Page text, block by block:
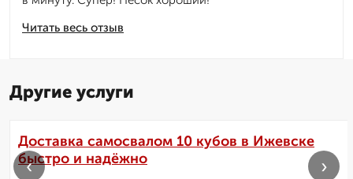
Читать весь отзыв
Другие услуги
Доставка самосвалом 10 кубов в Ижевске
быстро и надёжно
‹ ›